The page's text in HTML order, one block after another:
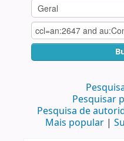
Pesquisar
Pesquisa de
Mais popular